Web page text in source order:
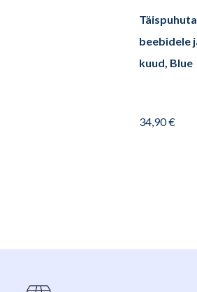
beebidele
kuud, Blue
34,90€